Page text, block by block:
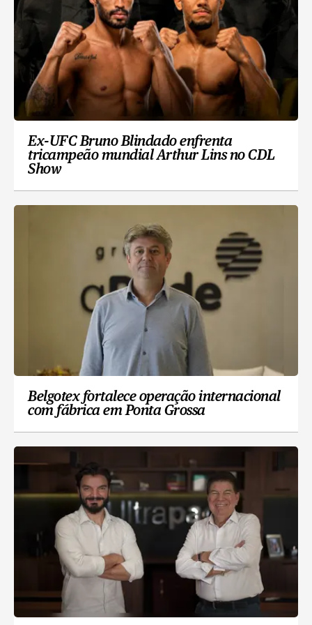
Ex-UFC Bruno Blindado enfrenta
tricampeão mundial Arthur Lins no CDL
Show
Belgotex fortalece operação internacional
com fábrica em Ponta Grossa